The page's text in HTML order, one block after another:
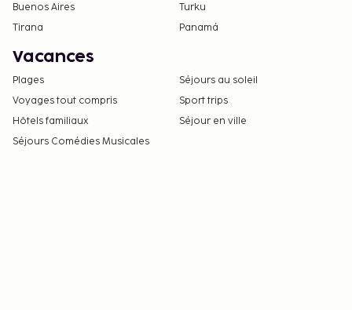
Buenos Aires
Turku
Tirana
Panamá
Vacances
Plages
Séjours au soleil
Voyages tout compris
Sport trips
Hôtels familiaux
Séjour en ville
Séjours Comédies Musicales